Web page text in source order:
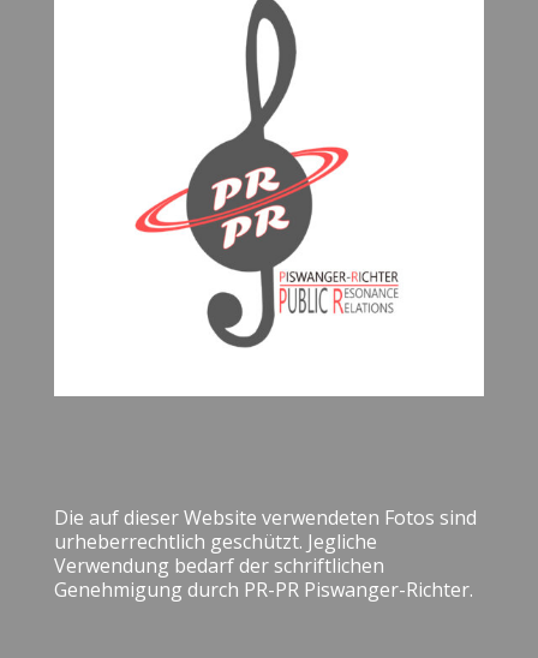
Die auf dieser Website verwendeten Fotos sind
urheberrechtlich geschützt. Jegliche
Verwendung bedarf der schriftlichen
Genehmigung durch PR-PR Piswanger-Richter.